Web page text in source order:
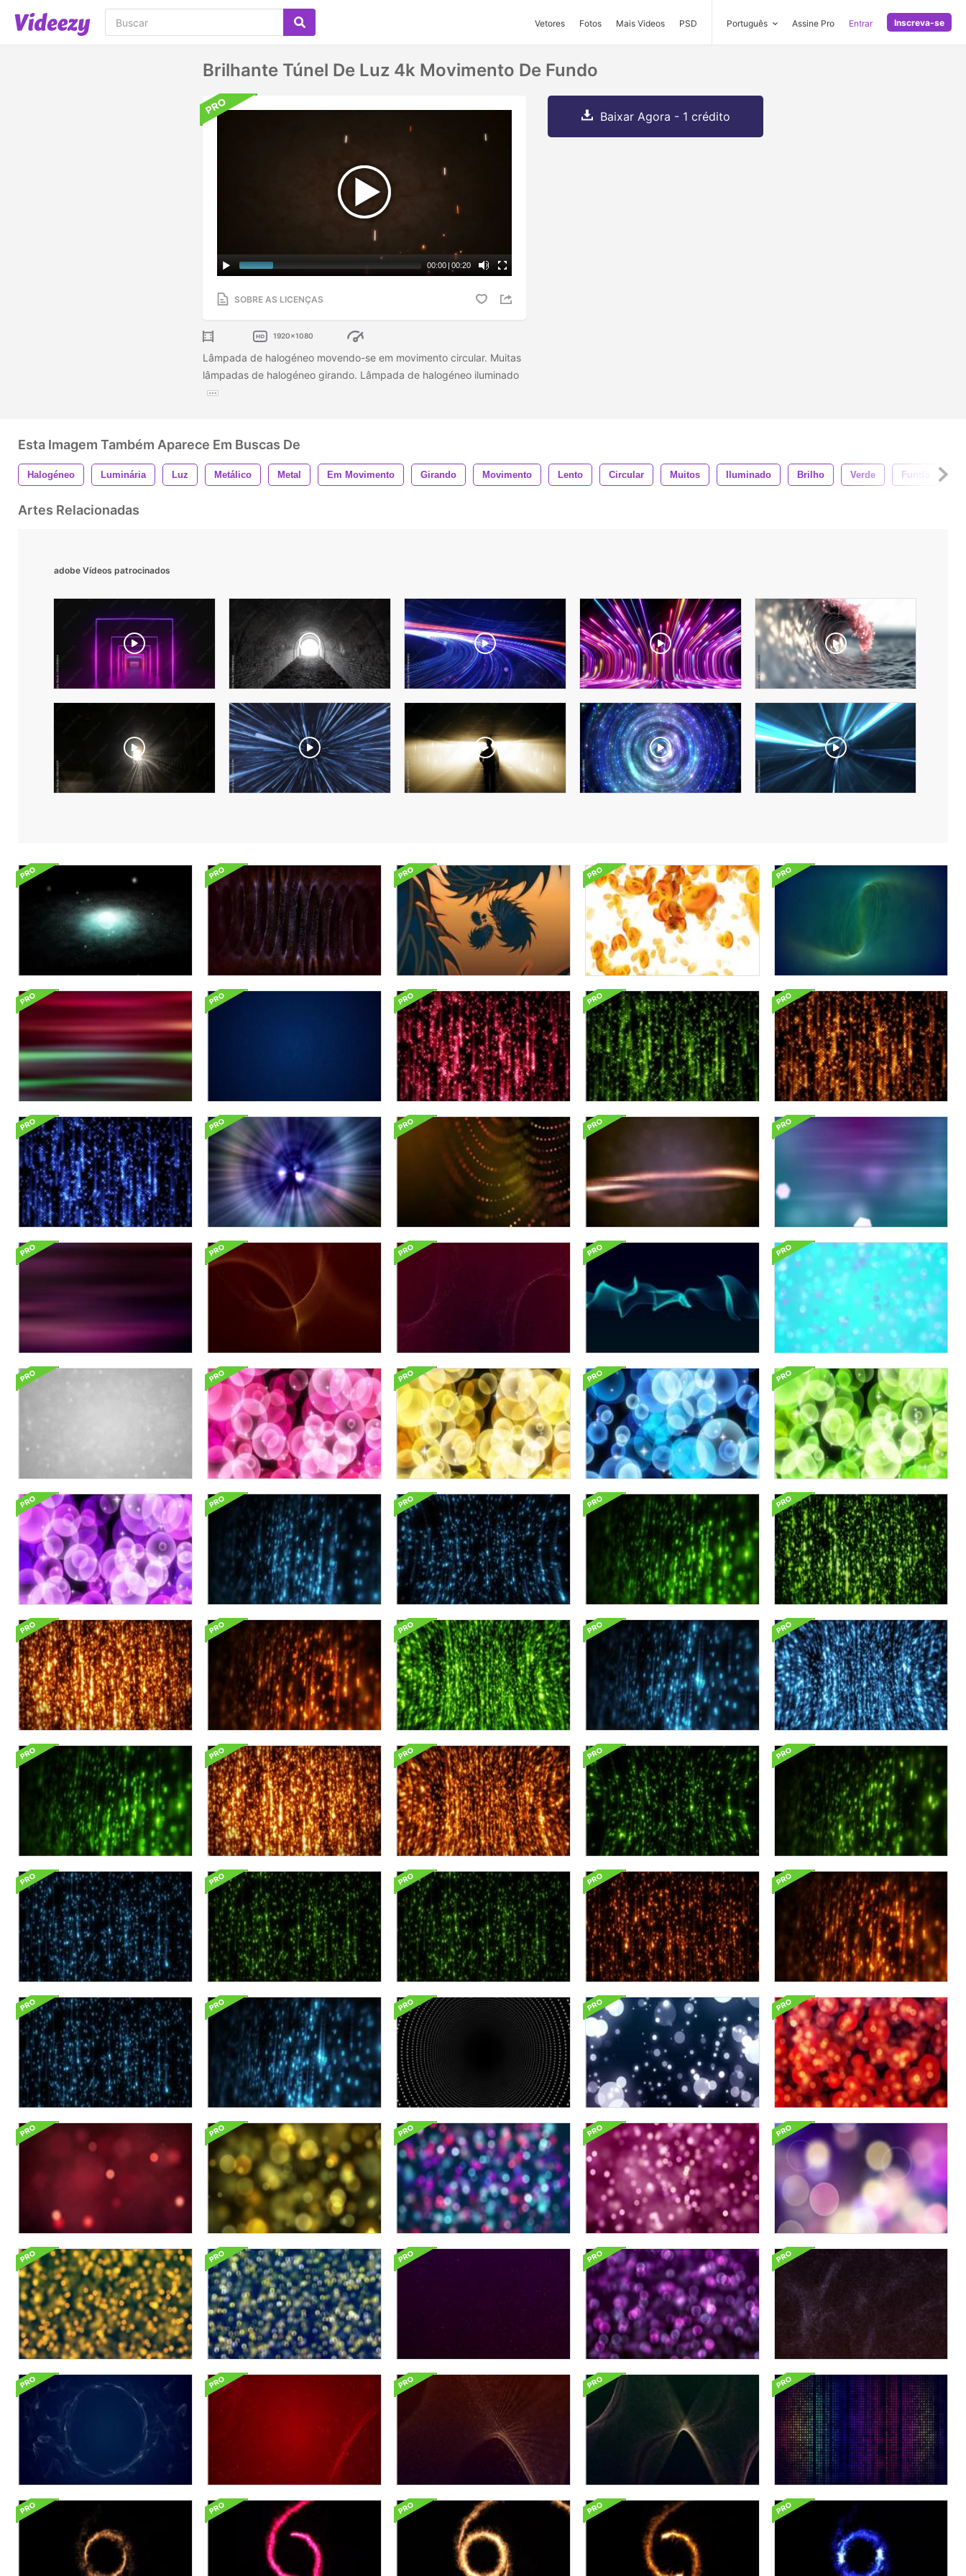
Vetores Fotos Mais Videos PSD Português Assine Pro Entrar Inscreva-se
Brilhante Túnel De Luz 4k Movimento De Fundo
00:00 | 00:20
SOBRE AS LICENÇAS
1920x1080
Lâmpada de halogéneo movendo-se em movimento circular. Muitas
lâmpadas de halogéneo girando. Lâmpada de halogéneo iluminado
Baixar Agora - 1 crédito
Esta Imagem Também Aparece Em Buscas De
Halogéneo Luminária Luz Metálico Metal Em Movimento Girando Movimento Lento Circular Muitos Iluminado Brilho Verde Fundo
Artes Relacionadas
adobe Vídeos patrocinados